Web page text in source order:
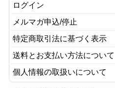
ログイン
メルマガ申込/停止
特定商取引法に基づく表示
送料とお支払い方法について
個人情報の取扱いについて